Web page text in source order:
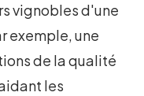
vignobles d'une
exemple, une
de la qualité
les